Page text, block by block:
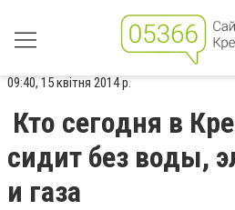
09:40, 15 квітня 2014 р.
Кто сегодня в
сидит без воды,
и газа